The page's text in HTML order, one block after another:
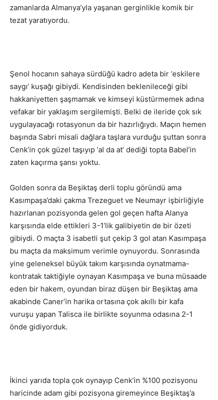
zamanlarda Almanya’yla yaşanan gerginlikle komik bir
tezat yaratıyordu.
Şenol hocanın sahaya sürdüğü kadro adeta bir ‘eskilere
saygı’ kuşağı gibiydi. Kendisinden beklenileceği gibi
hakkaniyetten şaşmamak ve kimseyi küstürmemek adına
vefakar bir yaklaşım sergilemişti. Belki de ileride çok sık
uygulayacağı rotasyonun da bir hazırlığıydı. Maçın hemen
başında Sabri misali dağlara taşlara vurduğu şuttan sonra
Cenk’in çok güzel taşıyıp ‘al da at’ dediği topta Babel’in
zaten kaçırma şansı yoktu.
Golden sonra da Beşiktaş derli toplu göründü ama
Kasımpaşa’daki çakma Trezeguet ve Neumayr işbirliğiyle
hazırlanan pozisyonda gelen gol geçen hafta Alanya
karşısında elde ettikleri 3-1’lik galibiyetin de bir özeti
gibiydi. O maçta 3 isabetli şut çekip 3 gol atan Kasımpaşa
bu maçta da maksimum verimle oynuyordu. Sonrasında
yine geleneksel büyük takım karşısında oynatmama-
kontratak taktiğiyle oynayan Kasımpaşa ve buna müsaade
eden bir hakem, oyundan biraz düşen bir Beşiktaş ama
akabinde Caner’in harika ortasına çok akıllı bir kafa
vuruşu yapan Talisca ile birlikte soyunma odasına 2-1
önde gidiyorduk.
İkinci yarıda topla çok oynayıp Cenk’in %100 pozisyonu
haricinde adam gibi pozisyona giremeyince Beşiktaş’a